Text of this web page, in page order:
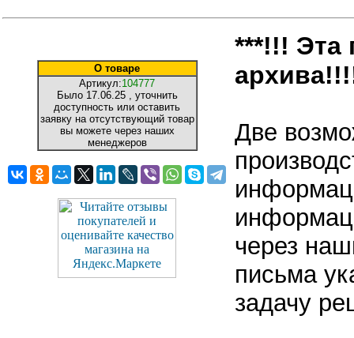
О товаре
Артикул:104777
Было 17.06.25 , уточнить
доступность или оставить
заявку на отсутствующий товар
вы можете через наших
менеджеров
***!!! Эта
Две
через
письма
задачу